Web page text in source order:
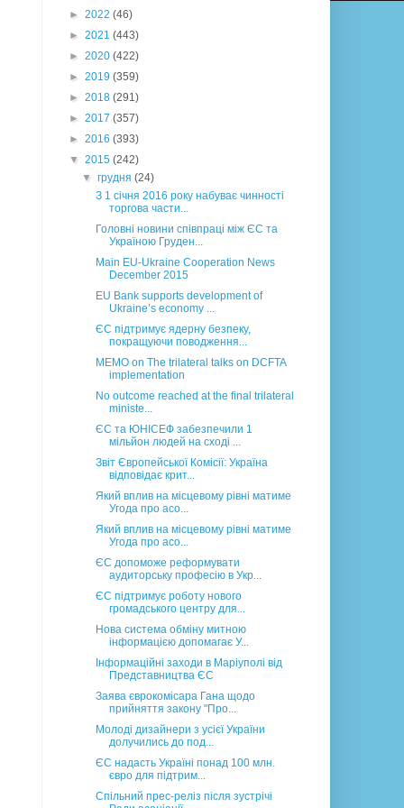
► 2022 (46)
► 2021 (443)
► 2020 (422)
► 2019 (359)
► 2018 (291)
► 2017 (357)
► 2016 (393)
▼ 2015 (242)
▼грудня(24)
З 1 січня 2016 року набуває чинності
торгова части...
Головні новини співпраці між ЄС та
Україною Груден...
Main EU-Ukraine Cooperation News
December 2015
EU Bank supports development of
Ukraine’s economy ...
ЄС підтримує ядерну безпеку,
покращуючи поводження...
MEMO on The trilateral talks on DCFTA
implementation
No outcome reached at the final trilateral
ministe...
ЄС та ЮНІСЕФ забезпечили 1
мільйон людей на сході ...
Звіт Європейської Комісії: Україна
відповідає крит...
Який вплив на місцевому рівні матиме
Угода про асо...
Який вплив на місцевому рівні матиме
Угода про асо...
ЄС допоможе реформувати
аудиторську професію в Укр...
ЄС підтримує роботу нового
громадського центру для...
Нова система обміну митною
інформацією допомагає У...
Інформаційні заходи в Маріуполі від
Представництва ЄС
Заява єврокомісара Гана щодо
прийняття закону "Про...
Молоді дизайнери з усієї України
долучились до под...
ЄС надасть Україні понад 100 млн.
євро для підтрим...
Спільний прес-реліз після зустрічі